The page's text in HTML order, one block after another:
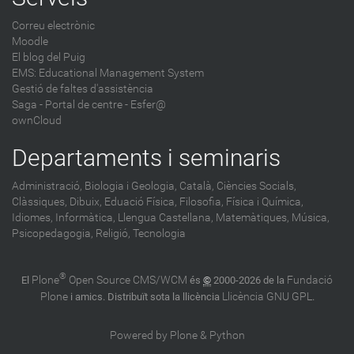
Correu electrònic
Moodle
El blog del Puig
EMS: Educational Management System
Gestió de faltes d'assistència
Saga - Portal de centre - Esfer@
ownCloud
Departaments i seminaris
Administració, Biologia i Geologia, Català, Ciències Socials,
Clàssiques, Dibuix, Eduació Física, Filosofia, Física i Química,
Idiomes, Informàtica, Llengua Castellana, Matemàtiques, Música,
Psicopedagogia, Religió, Tecnologia
El Plone® Open Source CMS/WCM és © 2000-2026 de la Fundació
Plonei amics. Distribuït sota la llicència Llicència GNU GPL.
Powered by Plone & Python